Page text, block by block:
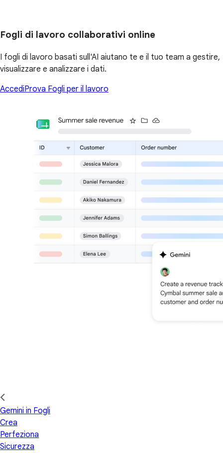
Fogli di lavoro collaborativi online
I fogli di lavoro basati sull'AI aiutano te e il tuo team a gestire,
visualizzare e analizzare i dati.
AccediProva Fogli per il lavoro
Gemini in Fogli
Crea
Perfeziona
Sicurezza